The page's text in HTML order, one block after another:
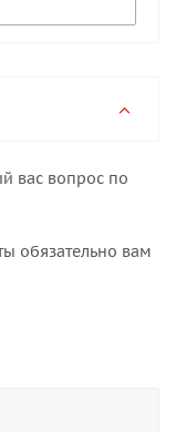
вас вопрос по
обязательно вам